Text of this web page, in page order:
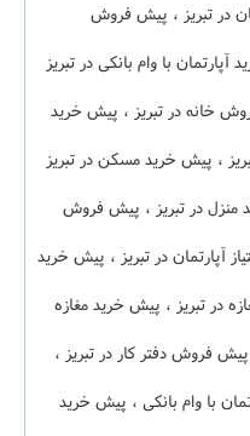
در تبریز ، پیش فروش
آپارتمان با وام بانکی در تبریز
خانه در تبریز ، پیش خرید
، پیش خرید مسکن در تبریز
منزل در تبریز ، پیش فروش
آپارتمان در تبریز ، پیش خرید
در تبریز ، پیش خرید مغازه
پیش فروش دفتر کار در تبریز ،
با وام بانکی ، پیش خرید